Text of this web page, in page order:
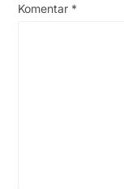
Komentar *